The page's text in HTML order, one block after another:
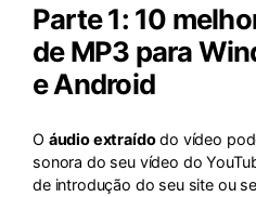
Parte 1: 10
de MP3 para
e Android
O áudio extraído do vídeo
sonora do seu vídeo do
de introdução do seu site ou